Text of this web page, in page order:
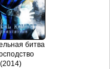
битва
(2014)